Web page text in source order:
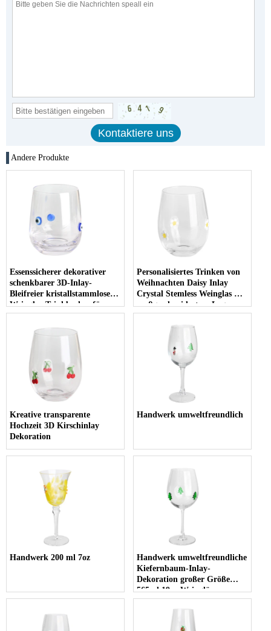
Andere Produkte
Essenssicherer dekorativer
schenkbarer 3D-Inlay-
Bleifreier kristallstammloser
Weinglas-Trinkbecher für
Urlaubsfeiern
Personalisiertes Trinken von
Weihnachten Daisy Inlay
Crystal Stemless Weinglas mit
maßgeschneidertem Logo zu
Weihnachten
Kreative transparente
Hochzeit 3D Kirschinlay
Dekoration
Handwerk umweltfreundlich
Handwerk 200 ml 7oz
Handwerk umweltfreundliche
Kiefernbaum-Inlay-
Dekoration großer Größe
565ml 19oz Weingläser